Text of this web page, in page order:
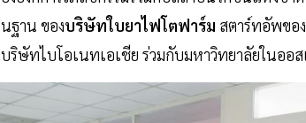
ฐาน ของบริษัทใบยาไฟโตฟาร์ม สตาร์ทอัพขอ
ริษัทไบโอเนทเอเชีย ร่วมกับมหาวิทยาลัยในออ